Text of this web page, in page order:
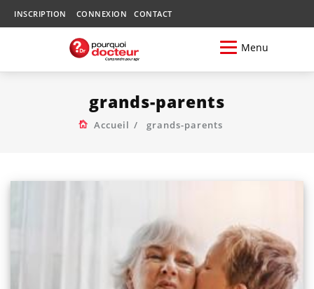
INSCRIPTION CONNEXION CONTACT
Menu
grands-parents
Accueil grands-parents